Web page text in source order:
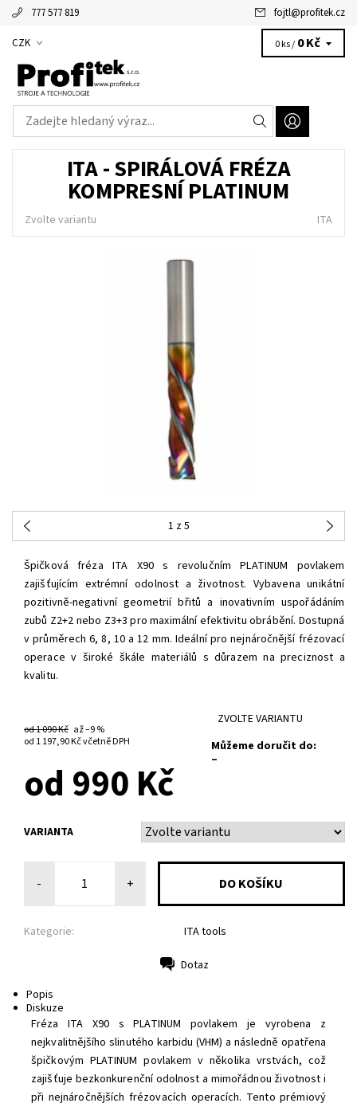
777 577 819 fojtl@profitek.cz
CZK 0 ks / 0 Kč
ITA - SPIRÁLOVÁ FRÉZA
KOMPRESNÍ PLATINUM
Zvolte variantu ITA
1 z 5
Špičková fréza ITA X90 s revolučním PLATINUM povlakem
zajišťujícím extrémní odolnost a životnost. Vybavena unikátní
pozitivně-negativní geometrií břitů a inovativním uspořádáním
zubů Z2+2 nebo Z3+3 pro maximální efektivitu obrábění. Dostupná
v průměrech 6, 8, 10 a 12 mm. Ideální pro nejnáročnější frézovací
operace v široké škále materiálů s důrazem na preciznost a
kvalitu.
od 1 090 Kč až–9 %
od 1 197,90 Kčvčetně DPH
ZVOLTE VARIANTU
Můžeme doručit do:
–
od 990 Kč
VARIANTA
- +
Kategorie: ITA tools
Dotaz
Popis
Diskuze
Fréza ITA X90 s PLATINUM povlakem je vyrobena z
nejkvalitnějšího slinutého karbidu (VHM) a následně opatřena
špičkovým PLATINUM povlakem v několika vrstvách, což
zajišťuje bezkonkurenční odolnost a mimořádnou životnost i
při nejnáročnějších frézovacích operacích. Tento prémiový
Alžbětka - vaše virtuální asistentka